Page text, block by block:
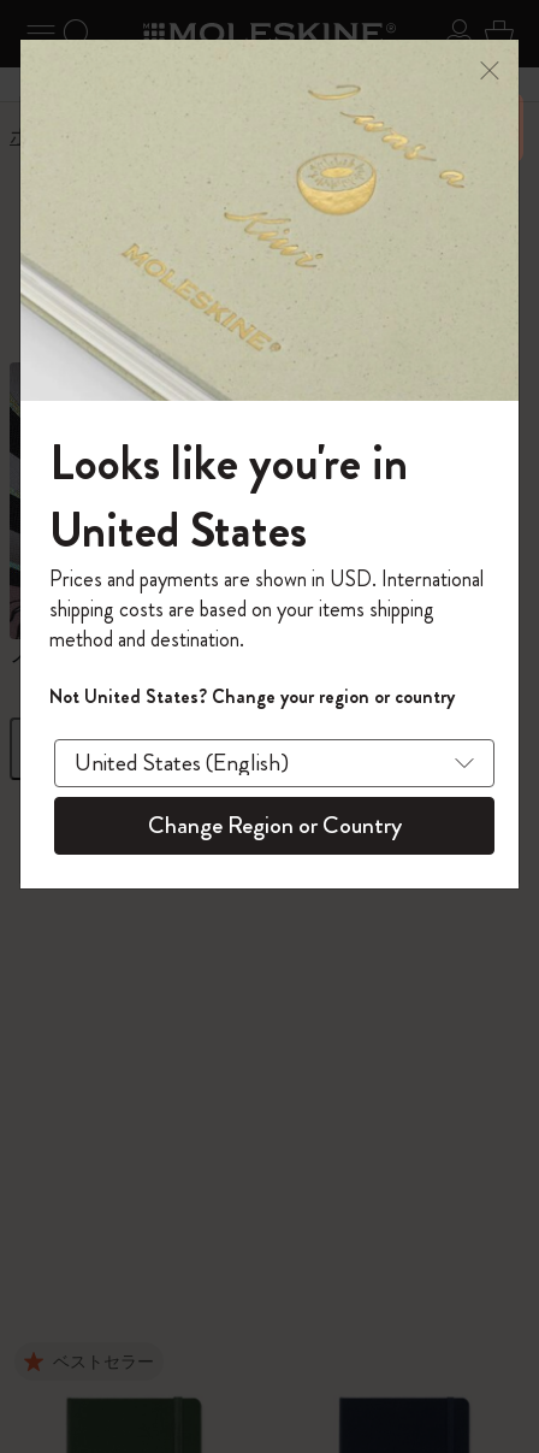
ナビゲーションの切替 ログ
検索 (キーワードなど) カ
6,500円以上のご購入で送料無料 メニ
ーを閉じる
ホーム
ショップ
創作活動に必要なすべて。
ノートブック
フィルター 並び替え
845 プロダクツ
ベストセラー
モレスキンの世界へようこそ
「WELCOME10」を入力すると、初回注
文が10%オフ＋送料無料になります。セ
ール・アウトレット品は適用外。
Moleskineアカウントを作成して限定オフ
ァーや会員特典、さらに多くのインスピ
レーションを手に入れましょう。
今すぐ会員登録 !
Looks like you're in
United States
Prices and payments are shown in USD. International
shipping costs are based on your items shipping
method and destination.
Not United States? Change your region or country
Change Region or Country